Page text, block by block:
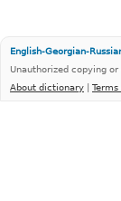
English-Georgian-
Unauthorized copying
About dictionary |